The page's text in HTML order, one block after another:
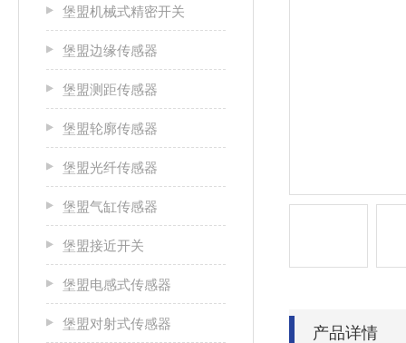
堡盟机械式精密开关
堡盟边缘传感器
堡盟测距传感器
堡盟轮廓传感器
堡盟光纤传感器
堡盟气缸传感器
堡盟接近开关
堡盟电感式传感器
堡盟对射式传感器
产品详情